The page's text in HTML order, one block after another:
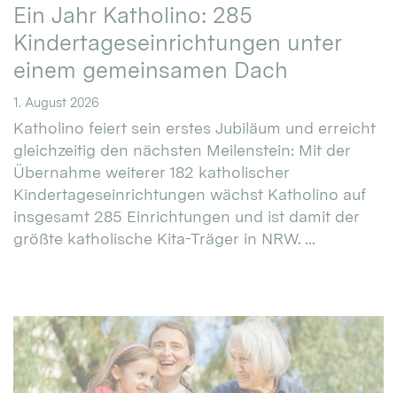
Ein Jahr Katholino: 285
Kindertageseinrichtungen unter
einem gemeinsamen Dach
1. August 2026
Katholino feiert sein erstes Jubiläum und erreicht
gleichzeitig den nächsten Meilenstein: Mit der
Übernahme weiterer 182 katholischer
Kindertageseinrichtungen wächst Katholino auf
insgesamt 285 Einrichtungen und ist damit der
größte katholische Kita-Träger in NRW. ...